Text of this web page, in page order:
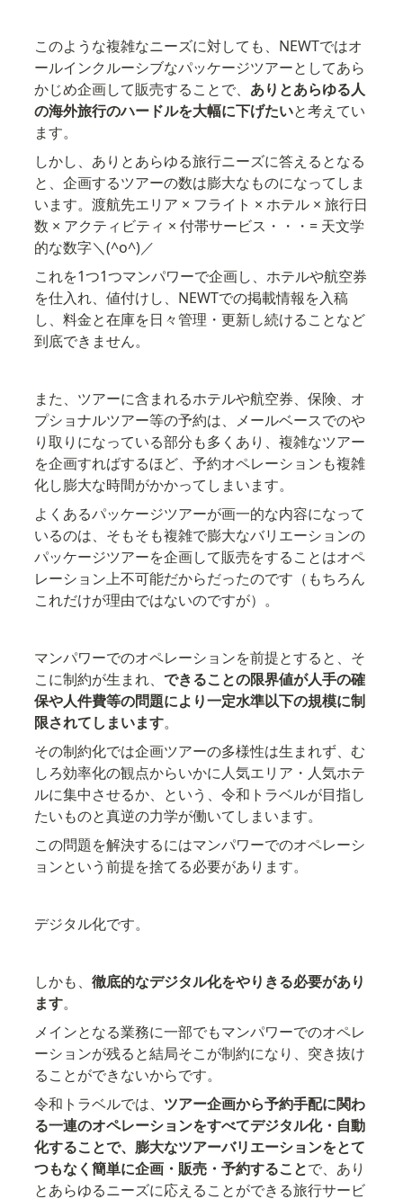
このような複雑なニーズに対しても、NEWTではオ
ールインクルーシブなパッケージツアーとしてあら
かじめ企画して販売することで、 ありとあらゆる人
の海外旅行のハードルを大幅に下げたいと考えてい
ます。
しかし、ありとあらゆる旅行ニーズに答えるとなる
と、企画するツアーの数は膨大なものになってしま
います。渡航先エリア × フライト × ホテル × 旅行日
数 × アクティビティ × 付帯サービス・・・= 天文学
的な数字＼(^o^)／
これを1つ1つマンパワーで企画し、ホテルや航空券
を仕入れ、値付けし、NEWTでの掲載情報を入稿
し、料金と在庫を日々管理・更新し続けることなど
到底できません。
また、ツアーに含まれるホテルや航空券、保険、オ
プショナルツアー等の予約は、メールベースでのや
り取りになっている部分も多くあり、複雑なツアー
を企画すればするほど、予約オペレーションも複雑
化し膨大な時間がかかってしまいます。
よくあるパッケージツアーが画一的な内容になって
いるのは、そもそも複雑で膨大なバリエーションの
パッケージツアーを企画して販売をすることはオペ
レーション上不可能だからだったのです（もちろん
これだけが理由ではないのですが）。
マンパワーでのオペレーションを前提とすると、そ
こに制約が生まれ、 できることの限界値が人手の確
保や人件費等の問題により一定水準以下の規模に制
限されてしまいます。
その制約化では企画ツアーの多様性は生まれず、む
しろ効率化の観点からいかに人気エリア・人気ホテ
ルに集中させるか、という、令和トラベルが目指し
たいものと真逆の力学が働いてしまいます。
この問題を解決するにはマンパワーでのオペレーシ
ョンという前提を捨てる必要があります。
デジタル化です。
しかも、 徹底的なデジタル化をやりきる必要があり
ます。
メインとなる業務に一部でもマンパワーでのオペレ
ーションが残ると結局そこが制約になり、突き抜け
ることができないからです。
令和トラベルでは、 ツアー企画から予約手配に関わ
る一連のオペレーションをすべてデジタル化・自動
化することで、膨大なツアーバリエーションをとて
つもなく簡単に企画・販売・予約することで、あり
とあらゆるニーズに応えることができる旅行サービ